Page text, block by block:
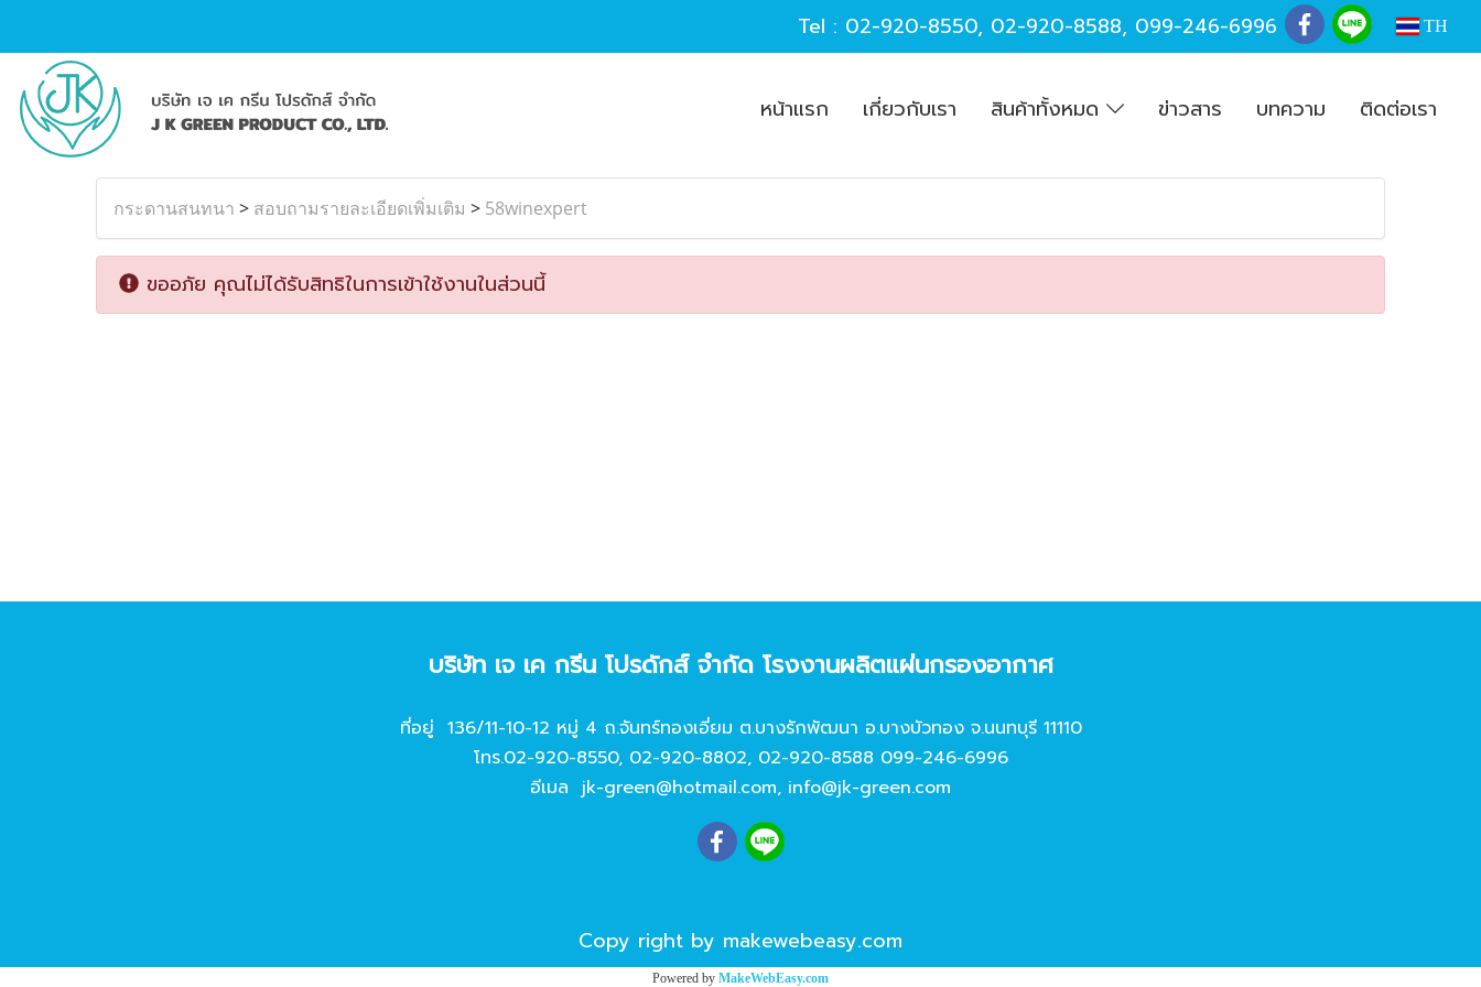
Tel : 02-920-8550, 02-920-8588, 099-246-6996 TH
หน้าแรก เกี่ยวกับเรา สินค้าทั้งหมด ข่าวสาร บทความ ติดต่อเรา
กระดานสนทนา > สอบถามรายละเอียดเพิ่มเติม > 58winexpert
ขออภัย คุณไม่ได้รับสิทธิในการเข้าใช้งานในส่วนนี้
บริษัท เจ เค กรีน โปรดักส์ จํากัด โรงงานผลิตแผ่นกรองอากาศ
ที่อยู่ 136/11-10-12 หมู่ 4 ถ.จันทร์ทองเอี่ยม ต.บางรักพัฒนา อ.บางบัวทอง จ.นนทบุรี 11110
โทร.02-920-8550, 02-920-8802, 02-920-8588 099-246-6996
อีเมล jk-green@hotmail.com, info@jk-green.com
Copy right by makewebeasy.com
Powered by MakeWebEasy.com